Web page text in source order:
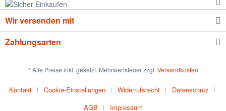
Wir versenden mit
Zahlungsarten
* Alle Preise inkl. gesetzl. Mehrwertsteuer zzgl. Versandkosten
Kontakt Cookie-Einstellungen Widerrufsrecht
Datenschutz
AGB
Impressum